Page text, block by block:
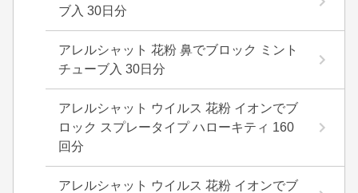
ブ入 30日分
アレルシャット 花粉 鼻でブロック ミント
チューブ入 30日分
アレルシャット ウイルス 花粉 イオンでブ
ロック スプレータイプ ハローキティ 160
回分
アレルシャット ウイルス 花粉 イオンでブ